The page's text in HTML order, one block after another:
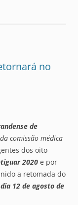
no
de
comissão médica
dos oito
2020 e por
a retomada do
12 de agosto de